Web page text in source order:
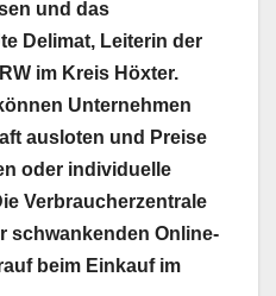
und das
Delimat, Leiterin der
im Kreis Höxter.
Unternehmen
ausloten und Preise
oder individuelle
Verbraucherzentrale
schwankenden Online-
beim Einkauf im